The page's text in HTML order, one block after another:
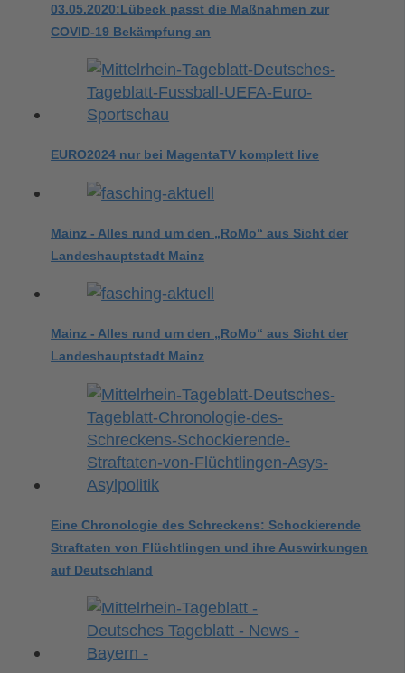
03.05.2020:Lübeck passt die Maßnahmen zur
COVID-19 Bekämpfung an
EURO2024 nur bei MagentaTV komplett live
Mainz - Alles rund um den „RoMo“ aus Sicht der
Landeshauptstadt Mainz
Mainz - Alles rund um den „RoMo“ aus Sicht der
Landeshauptstadt Mainz
Eine Chronologie des Schreckens: Schockierende
Straftaten von Flüchtlingen und ihre Auswirkungen
auf Deutschland